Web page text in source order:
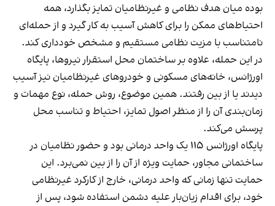
بوده میان هدف نظامی و غیرنظامیان تمایز بگذارد، همه
احتیاط‌های ممکن را برای کاهش آسیب به کار گیرد و از حمله‌ای
نامتناسب با مزیت نظامی مستقیم و مشخص خودداری کند.
در این حمله، علاوه بر ساختمان محل استقرار نیروها، پایگاه
اورژانس، خانه‌های مسکونی و خودروهای غیرنظامیان نیز آسیب
دیدند یا از بین رفتند. همین موضوع، روش حمله، نوع مهمات و
زمان‌بندی آن را از منظر اصول تمایز، احتیاط و تناسب محل
پرسش می‌کند.
پایگاه اورژانس ۱۱۵ یک واحد درمانی بود و حضور نظامیان در
ساختمانی مجاور، حمایت ویژه از آن را از بین نمی‌برد. این
حمایت تنها زمانی که واحد درمانی، خارج از کارکرد غیرنظامی
خود، برای اقدام زیان‌بار علیه دشمن استفاده شود، پس از